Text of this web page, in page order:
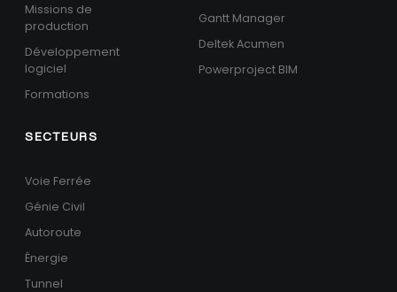
Missions de
production
Développement
logiciel
Formations
Gantt Manager
Deltek Acumen
Powerproject BIM
SECTEURS
Voie Ferrée
Génie Civil
Autoroute
Énergie
Tunnel